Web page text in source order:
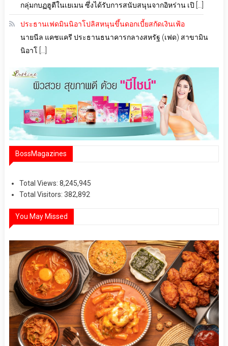
กลุ่มกบฏฮูตีในเยเมน ซึ่งได้รับการสนับสนุนจากอิหร่าน เปิ […]
ประธานเฟดมินนิอาโปลิสหนุนขึ้นดอกเบี้ยสกัดเงินเฟ้อ
นายนีล แคชแครี ประธานธนาคารกลางสหรัฐ (เฟด) สาขามิน
นิอาโ […]
BossMagazines
Total Views: 8,245,945
Total Visitors: 382,892
You May Missed